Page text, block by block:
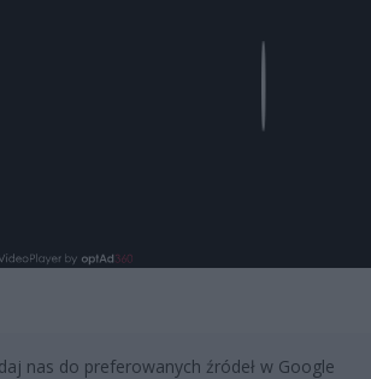
nas do preferowanych źródeł w Google